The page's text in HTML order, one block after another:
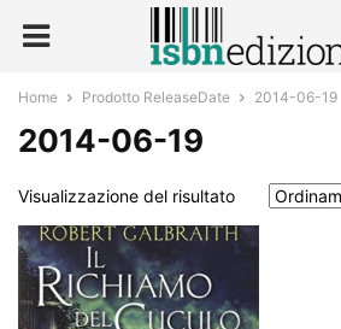
Home Prodotto ReleaseDate 2014-06-19
2014-06-19
Visualizzazione del risultato